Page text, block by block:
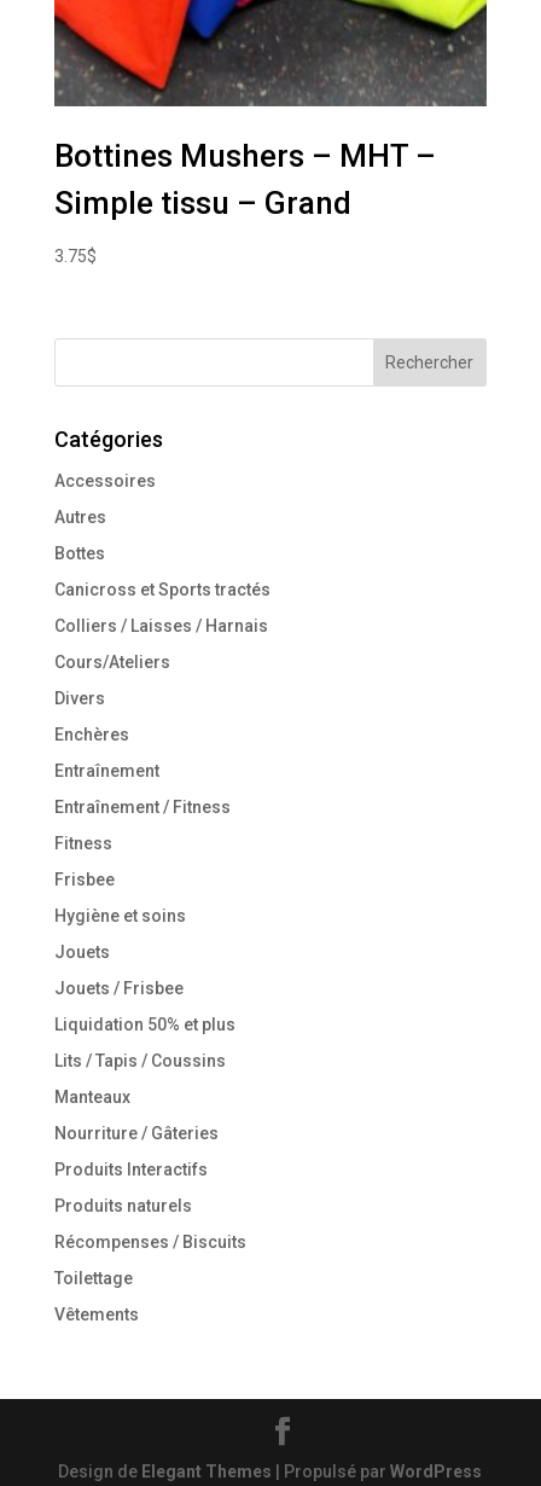
Bottines Mushers – MHT –
Simple tissu – Grand
3.75$
Catégories
Accessoires
Autres
Bottes
Canicross et Sports tractés
Colliers / Laisses / Harnais
Cours/Ateliers
Divers
Enchères
Entraînement
Entraînement / Fitness
Fitness
Frisbee
Hygiène et soins
Jouets
Jouets / Frisbee
Liquidation 50% et plus
Lits / Tapis / Coussins
Manteaux
Nourriture / Gâteries
Produits Interactifs
Produits naturels
Récompenses / Biscuits
Toilettage
Vêtements
Design de Elegant Themes | Propulsé parWordPress